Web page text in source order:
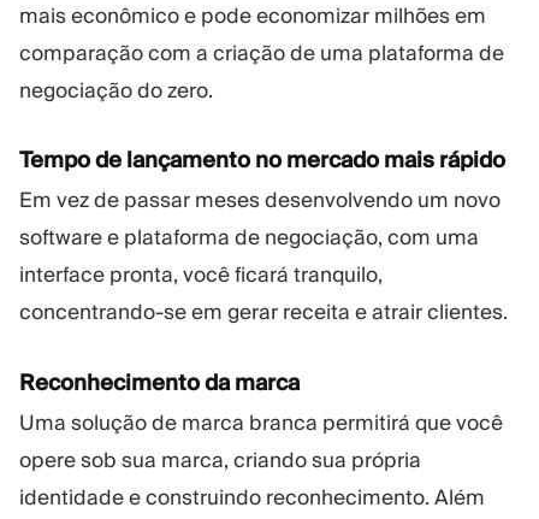
mais econômico e pode economizar milhões em
comparação com a criação de uma plataforma de
negociação do zero.
Tempo de lançamento no mercado mais rápido
Em vez de passar meses desenvolvendo um novo
software e plataforma de negociação, com uma
interface pronta, você ficará tranquilo,
concentrando-se em gerar receita e atrair clientes.
Reconhecimento da marca
Uma solução de marca branca permitirá que você
opere sob sua marca, criando sua própria
identidade e construindo reconhecimento. Além